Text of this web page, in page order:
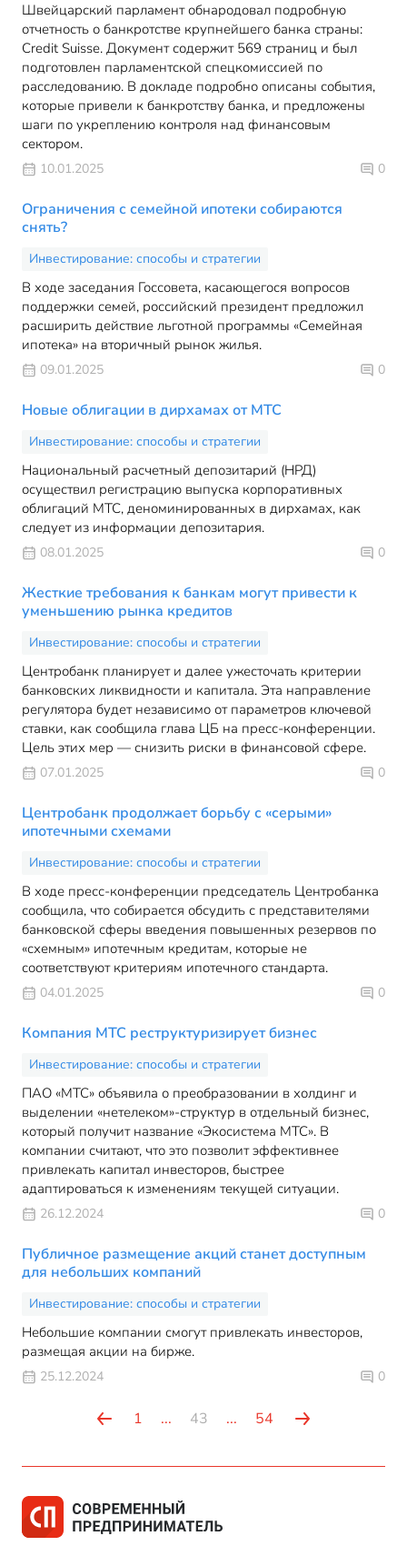
Швейцарский парламент обнародовал подробную
отчетность о банкротстве крупнейшего банка страны:
Credit Suisse. Документ содержит 569 страниц и был
подготовлен парламентской спецкомиссией по
расследованию. В докладе подробно описаны события,
которые привели к банкротству банка, и предложены
шаги по укреплению контроля над финансовым
сектором.
10.01.2025 0
Ограничения с семейной ипотеки собираются
снять?
Инвестирование: способы и стратегии
В ходе заседания Госсовета, касающегося вопросов
поддержки семей, российский президент предложил
расширить действие льготной программы «Семейная
ипотека» на вторичный рынок жилья.
09.01.2025 0
Новые облигации в дирхамах от МТС
Инвестирование: способы и стратегии
Национальный расчетный депозитарий (НРД)
осуществил регистрацию выпуска корпоративных
облигаций МТС, деноминированных в дирхамах, как
следует из информации депозитария.
08.01.2025 0
Жесткие требования к банкам могут привести к
уменьшению рынка кредитов
Инвестирование: способы и стратегии
Центробанк планирует и далее ужесточать критерии
банковских ликвидности и капитала. Эта направление
регулятора будет независимо от параметров ключевой
ставки, как сообщила глава ЦБ на пресс-конференции.
Цель этих мер — снизить риски в финансовой сфере.
07.01.2025 0
Центробанк продолжает борьбу с «серыми»
ипотечными схемами
Инвестирование: способы и стратегии
В ходе пресс-конференции председатель Центробанка
сообщила, что собирается обсудить с представителями
банковской сферы введения повышенных резервов по
«схемным» ипотечным кредитам, которые не
соответствуют критериям ипотечного стандарта.
04.01.2025 0
Компания МТС реструктуризирует бизнес
Инвестирование: способы и стратегии
ПАО «МТС» объявила о преобразовании в холдинг и
выделении «нетелеком»-структур в отдельный бизнес,
который получит название «Экосистема МТС». В
компании считают, что это позволит эффективнее
привлекать капитал инвесторов, быстрее
адаптироваться к изменениям текущей ситуации.
26.12.2024 0
Публичное размещение акций станет доступным
для небольших компаний
Инвестирование: способы и стратегии
Небольшие компании смогут привлекать инвесторов,
размещая акции на бирже.
25.12.2024 0
1 ... 43 ... 54